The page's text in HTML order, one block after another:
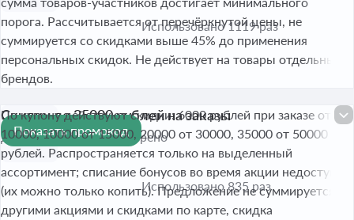
порога. Рассчитывается от перечёркнутой цены, не
суммируется со скидками выше 45% до применения
персональных скидок. Не действует на товары отдельных
брендов.
Использовано 1119 раз
35000₽
Скидки до 35000 рублей на заказы
До 31 авг. 2026 Проверено
По купону действуют скидки: 6000 рублей при заказе от
10000, 10000 от 15000, 20000 от 30000, 35000 от 50000
рублей. Распространяется только на выделенный
ассортимент; списание бонусов во время акции недоступно
(их можно только копить). Предложение не суммируется с
другими акциями и скидками по карте, скидка
Показать промокод
Использовано 835 раз